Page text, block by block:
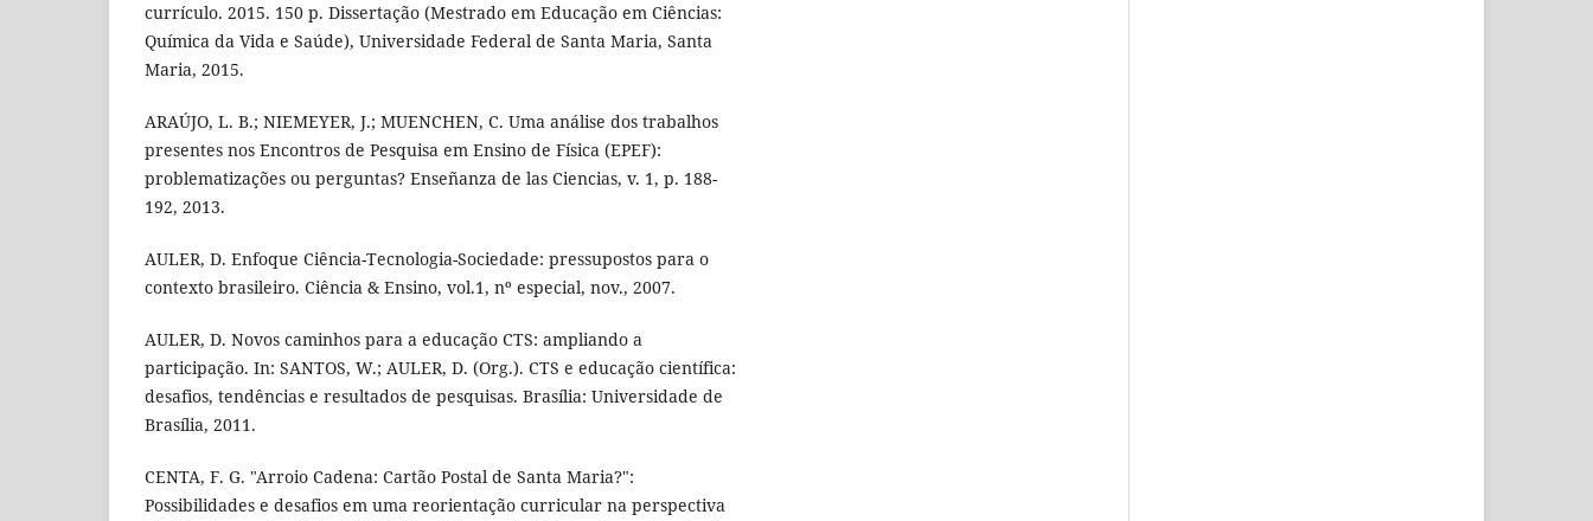
currí­culo. 2015. 150 p. Dissertação (Mestrado em Educação em Ciências:
Quí­mica da Vida e Saúde), Universidade Federal de Santa Maria, Santa
Maria, 2015.
ARAÚJO, L. B.; NIEMEYER, J.; MUENCHEN, C. Uma análise dos trabalhos
presentes nos Encontros de Pesquisa em Ensino de Fí­sica (EPEF):
problematizações ou perguntas? Enseñanza de las Ciencias, v. 1, p. 188-
192, 2013.
AULER, D. Enfoque Ciência-Tecnologia-Sociedade: pressupostos para o
contexto brasileiro. Ciência & Ensino, vol.1, nº especial, nov., 2007.
AULER, D. Novos caminhos para a educação CTS: ampliando a
participação. In: SANTOS, W.; AULER, D. (Org.). CTS e educação cientí­fica:
desafios, tendências e resultados de pesquisas. Brasí­lia: Universidade de
Brasí­lia, 2011.
CENTA, F. G. "Arroio Cadena: Cartão Postal de Santa Maria?":
Possibilidades e desafios em uma reorientação curricular na perspectiva